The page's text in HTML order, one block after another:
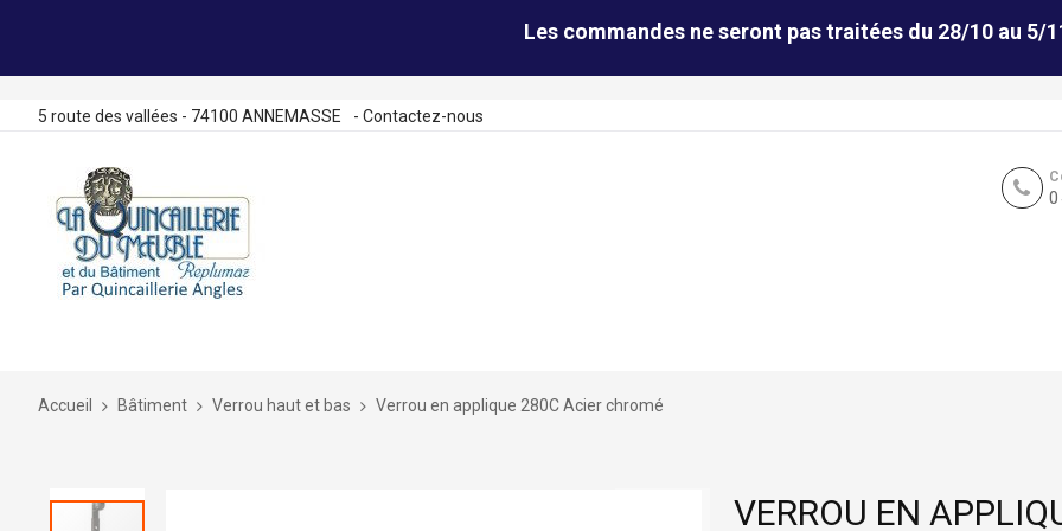
Les commandes ne seront pas traitées du 28/10 au 5/
5 route des vallées - 74100 ANNEMASSE - Contactez-nous
Accueil Bâtiment Verrou haut et bas Verrou en applique 280C Acier chromé
Skip
VERROU EN